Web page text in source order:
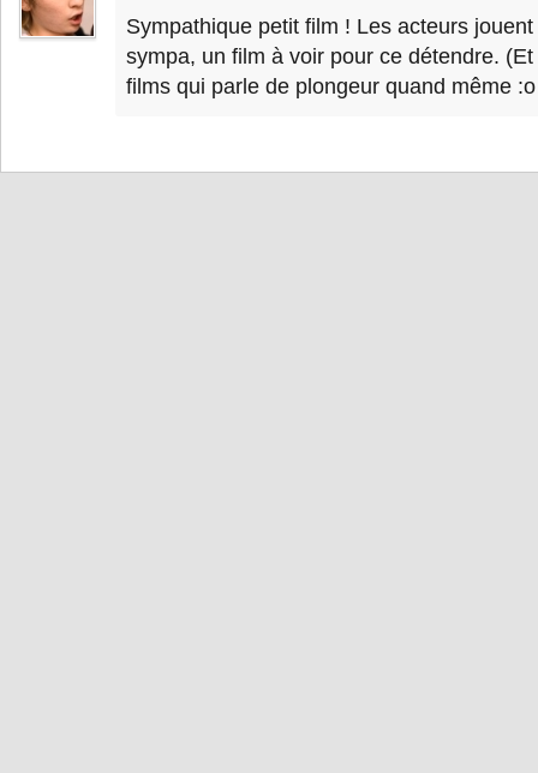
Sympathique petit film ! Les acteurs
sympa, un film à voir pour ce détendre.
films qui parle de plongeur quand même